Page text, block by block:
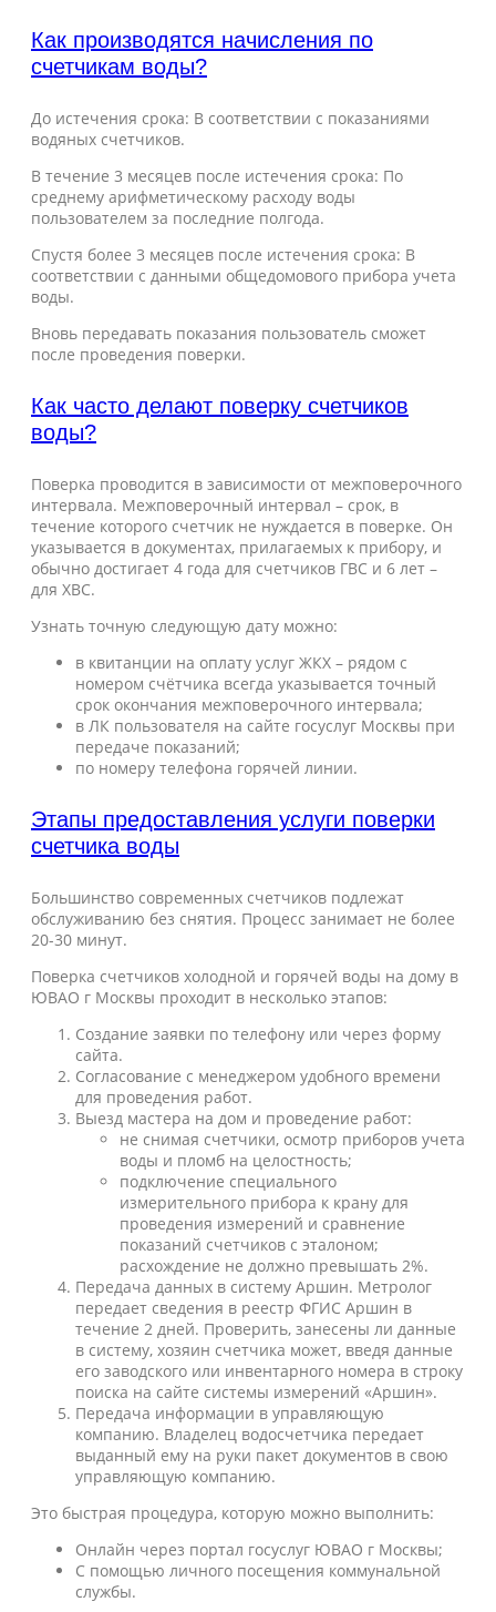
Как производятся начисления по
счетчикам воды?
До истечения срока: В соответствии с показаниями
водяных счетчиков.
В течение 3 месяцев после истечения срока: По
среднему арифметическому расходу воды
пользователем за последние полгода.
Спустя более 3 месяцев после истечения срока: В
соответствии с данными общедомового прибора учета
воды.
Вновь передавать показания пользователь сможет
после проведения поверки.
Как часто делают поверку счетчиков
воды?
Поверка проводится в зависимости от межповерочного
интервала. Межповерочный интервал – срок, в
течение которого счетчик не нуждается в поверке. Он
указывается в документах, прилагаемых к прибору, и
обычно достигает 4 года для счетчиков ГВС и 6 лет –
для ХВС.
Узнать точную следующую дату можно:
в квитанции на оплату услуг ЖКХ – рядом с
номером счётчика всегда указывается точный
срок окончания межповерочного интервала;
в ЛК пользователя на сайте госуслуг Москвы при
передаче показаний;
по номеру телефона горячей линии.
Этапы предоставления услуги поверки
счетчика воды
Большинство современных счетчиков подлежат
обслуживанию без снятия. Процесс занимает не более
20-30 минут.
Поверка счетчиков холодной и горячей воды на дому в
ЮВАО г Москвы проходит в несколько этапов:
Создание заявки по телефону или через форму
сайта.
Согласование с менеджером удобного времени
для проведения работ.
Выезд мастера на дом и проведение работ:
не снимая счетчики, осмотр приборов учета
воды и пломб на целостность;
подключение специального
измерительного прибора к крану для
проведения измерений и сравнение
показаний счетчиков с эталоном;
расхождение не должно превышать 2%.
Передача данных в систему Аршин. Метролог
передает сведения в реестр ФГИС Аршин в
течение 2 дней. Проверить, занесены ли данные
в систему, хозяин счетчика может, введя данные
его заводского или инвентарного номера в строку
поиска на сайте системы измерений «Аршин».
Передача информации в управляющую
компанию. Владелец водосчетчика передает
выданный ему на руки пакет документов в свою
управляющую компанию.
Это быстрая процедура, которую можно выполнить:
Онлайн через портал госуслуг ЮВАО г Москвы;
С помощью личного посещения коммунальной
службы.